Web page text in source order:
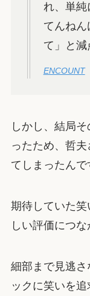
れ、単純
てんね
て」と減
ENCOUNT
しかし、結局
ったため、哲
てしまったんで
期待していた
しい評価につな
細部まで見逃
ックに笑いを